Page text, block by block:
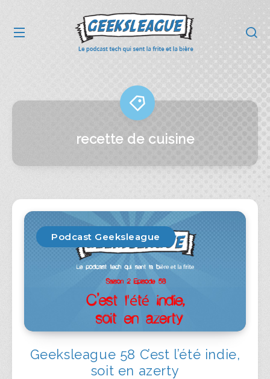
recette de cuisine
Podcast Geeksleague
Geeksleague 58 C’est l’été indie,
soit en azerty